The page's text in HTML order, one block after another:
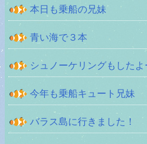
本日も乗船の兄妹
青い海で３本
シュノーケリングもしたよ
今年も乗船キュート兄妹
バラス島に行きました！